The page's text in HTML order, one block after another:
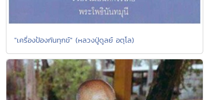
"เครื่องป้องกันทุกข์" (หลวงปู่ดูลย์ อตุโล)